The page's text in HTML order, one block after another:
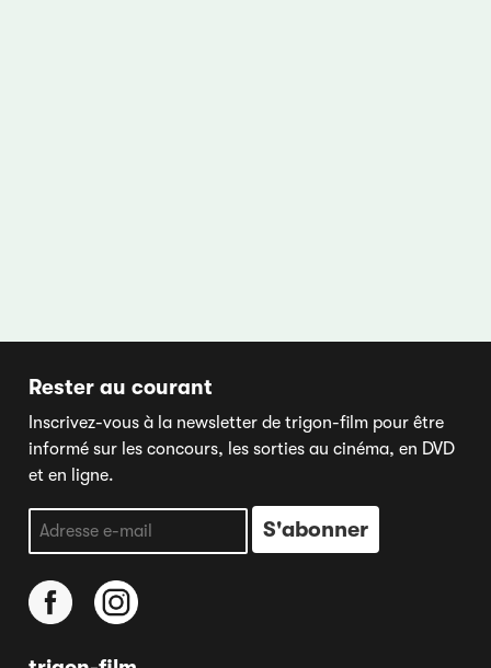
Rester au courant
Inscrivez-vous à la newsletter de trigon-film pour être
informé sur les concours, les sorties au cinéma, en DVD
et en ligne.